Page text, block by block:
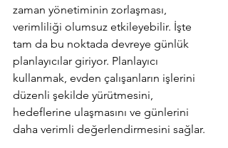
zaman yönetiminin zorlaşması,
verimliliği olumsuz etkileyebilir. İşte
tam da bu noktada devreye günlük
planlayıcılar giriyor. Planlayıcı
kullanmak, evden çalışanların işlerini
düzenli şekilde yürütmesini,
hedeflerine ulaşmasını ve günlerini
daha verimli değerlendirmesini sağlar.